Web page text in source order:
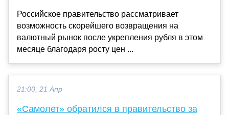
Российское правительство рассматривает
возможность скорейшего возвращения на
валютный рынок после укрепления рубля в этом
месяце благодаря росту цен ...
21:00, 21 Апр
«Самолет» обратился в правительство за